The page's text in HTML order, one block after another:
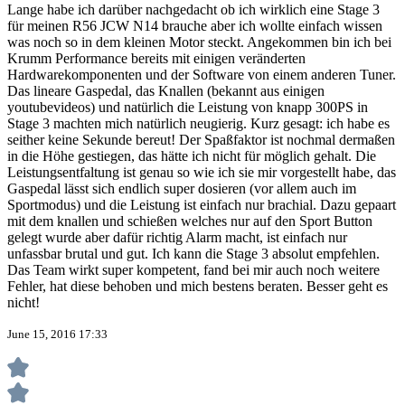
Lange habe ich darüber nachgedacht ob ich wirklich eine Stage 3
für meinen R56 JCW N14 brauche aber ich wollte einfach wissen
was noch so in dem kleinen Motor steckt. Angekommen bin ich bei
Krumm Performance bereits mit einigen veränderten
Hardwarekomponenten und der Software von einem anderen Tuner.
Das lineare Gaspedal, das Knallen (bekannt aus einigen
youtubevideos) und natürlich die Leistung von knapp 300PS in
Stage 3 machten mich natürlich neugierig. Kurz gesagt: ich habe es
seither keine Sekunde bereut! Der Spaßfaktor ist nochmal dermaßen
in die Höhe gestiegen, das hätte ich nicht für möglich gehalt. Die
Leistungsentfaltung ist genau so wie ich sie mir vorgestellt habe, das
Gaspedal lässt sich endlich super dosieren (vor allem auch im
Sportmodus) und die Leistung ist einfach nur brachial. Dazu gepaart
mit dem knallen und schießen welches nur auf den Sport Button
gelegt wurde aber dafür richtig Alarm macht, ist einfach nur
unfassbar brutal und gut. Ich kann die Stage 3 absolut empfehlen.
Das Team wirkt super kompetent, fand bei mir auch noch weitere
Fehler, hat diese behoben und mich bestens beraten. Besser geht es
nicht!
June 15, 2016 17:33